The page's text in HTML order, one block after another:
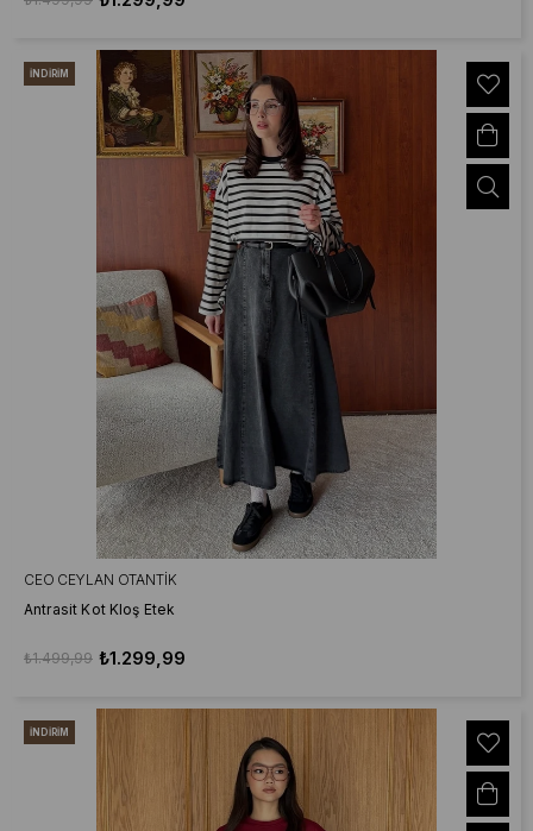
CEO CEYLAN OTANTIK
Antrasit Kot Kloş Etek
₺1.299,99
₺1.499,99
İNDIRIM
İNDIRIM